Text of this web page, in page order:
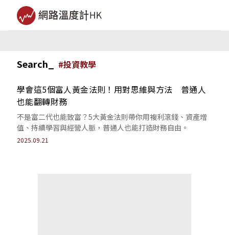
Search_ #投資教學
學會這5個富人黃金法則！用對思維與方法 普通人
也能翻轉財務
不是富二代也能致富？5大黃金法則帶你用複利滾錢、資產增
值、持續學習與經營人脈，普通人也能打造財務自由。
2025.09.21